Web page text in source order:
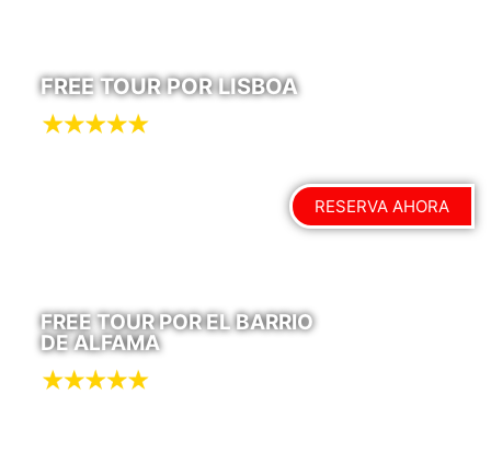
FREE TOUR POR LISBOA
RESERVA AHORA
FREE TOUR POR EL BARRIO
DE ALFAMA